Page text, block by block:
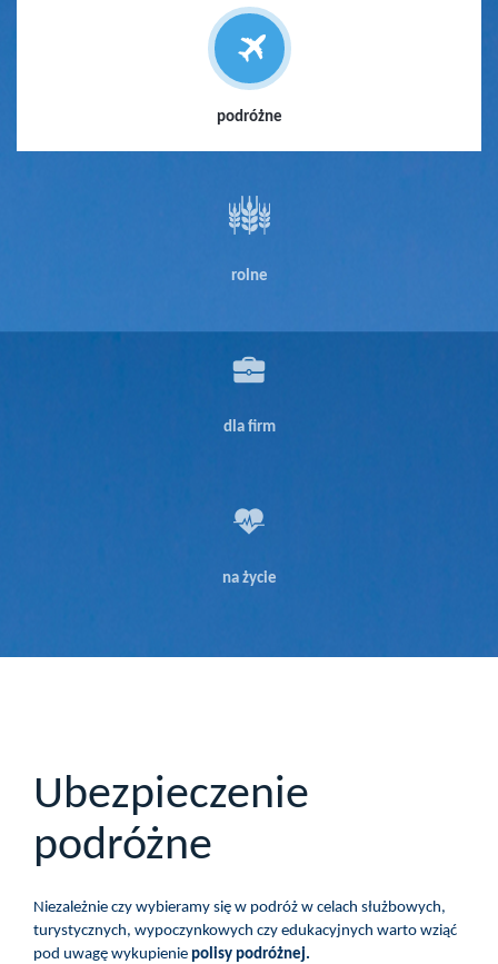
podróżne
rolne
dla firm
na życie
Ubezpieczenie
podróżne
Niezależnie czy wybieramy się w podróż w celach służbowych,
turystycznych, wypoczynkowych czy edukacyjnych warto wziąć
pod uwagę wykupienie polisy podróżnej.